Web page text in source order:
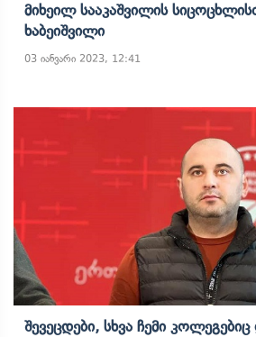
Მიხეილ Სააკაშვილის
Ხაბეიშვილი
03 იანვარი 2023, 12:41
Შევეცდები, Სხვა Ჩემი